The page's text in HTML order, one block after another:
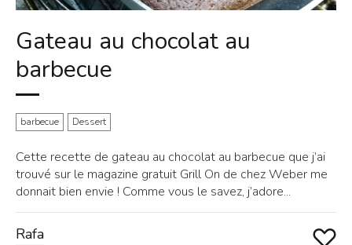
Gateau au chocolat au
barbecue
barbecue Dessert
Cette recette de gateau au chocolat au barbecue que j’ai
trouvé sur le magazine gratuit Grill On de chez Weber me
donnait bien envie ! Comme vous le savez, j’adore...
Rafa